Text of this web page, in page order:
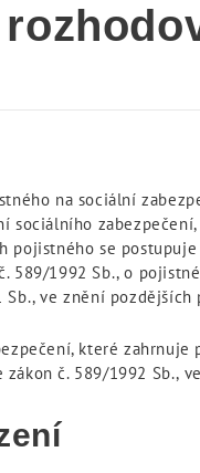
na sociální
sociálního
pojistného se
589/1992 Sb., o
Sb., ve znění
které
zákon č. 589/1992 Sb.,